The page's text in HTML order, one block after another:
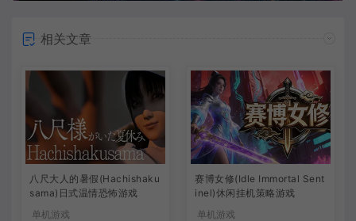
相关文章
八尺大人的暑假(Hachishaku
sama)日式温情恐怖游戏
单机游戏
赛博女修(Idle Immortal Sent
inel)休闲挂机策略游戏
单机游戏